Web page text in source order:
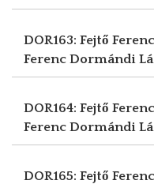
DOR163: Fejtő
Ferenc Dormándi
DOR164: Fejtő
Ferenc Dormándi
DOR165: Fejtő